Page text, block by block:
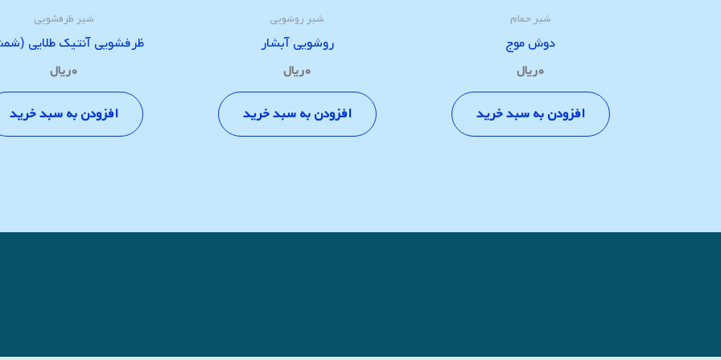
شیر حمام
دوش موج
۰ریال
افزودن به سبد خرید
شیر روشویی
روشویی آبشار
۰ریال
افزودن به سبد خرید
شیر ظرفشویی
ظرفشویی آنتیک طلایی
۰ریال
افزودن به سبد خرید